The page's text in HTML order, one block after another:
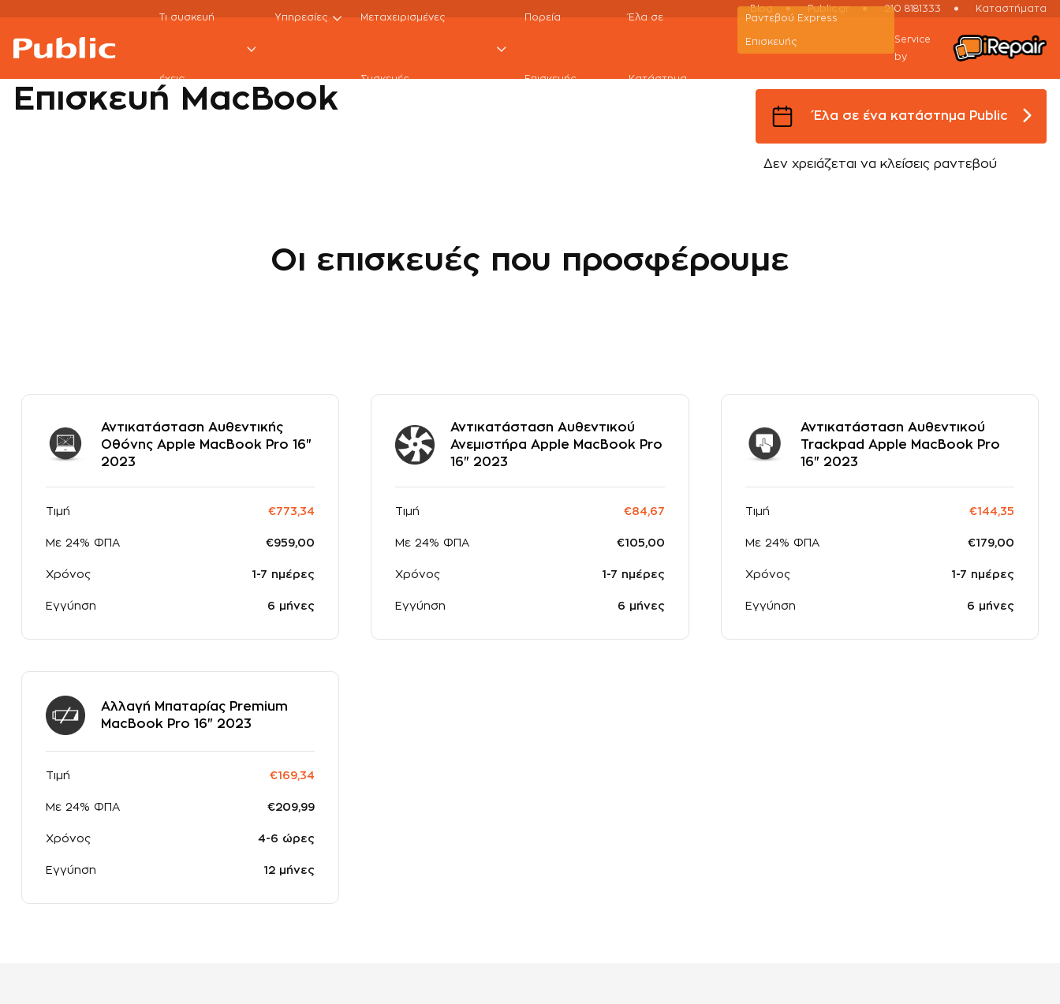
Blog Public.gr 210 8181333
Καταστήματα
Τι συσκευή
έχεις;
Υπηρεσίες Μεταχειρισμένες
Συσκευές
Πορεία
Επισκευής
Έλα σε
Κατάστημα
Ραντεβού Εxpress
Επισκευής
Service
by
Macbook Repair Services Macbook Pro Repair
Επισκευή MacBook
Έλα σε ένα κατάστημα Public
Δεν χρειάζεται να κλείσεις ραντεβού
Οι επισκευές που προσφέρουμε
Αντικατάσταση Αυθεντικής
Οθόνης Apple MacBook Pro 16"
2023
Τιμή €773,34
Με 24% ΦΠΑ €959,00
Χρόνος 1-7 ημέρες
Εγγύηση 6 μήνες
Αντικατάσταση Αυθεντικού
Ανεμιστήρα Apple MacBook Pro
16" 2023
Τιμή €84,67
Με 24% ΦΠΑ €105,00
Χρόνος 1-7 ημέρες
Εγγύηση 6 μήνες
Αντικατάσταση Αυθεντικού
Trackpad Apple MacBook Pro
16" 2023
Τιμή €144,35
Με 24% ΦΠΑ €179,00
Χρόνος 1-7 ημέρες
Εγγύηση 6 μήνες
Αλλαγή Μπαταρίας Premium
MacBook Pro 16" 2023
Τιμή €169,34
Με 24% ΦΠΑ €209,99
Χρόνος 4-6 ώρες
Εγγύηση 12 μήνες